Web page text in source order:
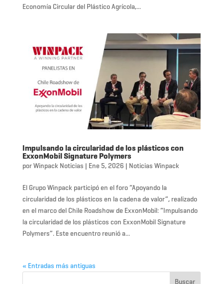
Economía Circular del Plástico Agrícola,...
Impulsando la circularidad de los plásticos con
ExxonMobil Signature Polymers
porWinpack Noticias | Ene 5, 2026 | Noticias Winpack
El Grupo Winpack participó en el foro “Apoyando la
circularidad de los plásticos en la cadena de valor”, realizado
en el marco del Chile Roadshow de ExxonMobil: “Impulsando
la circularidad de los plásticos con ExxonMobil Signature
Polymers”. Este encuentro reunió a...
« Entradas más antiguas